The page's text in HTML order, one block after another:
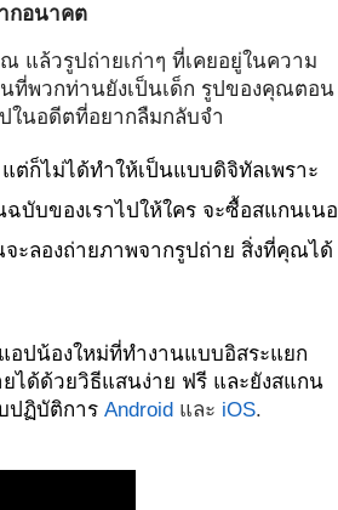
กอนาคต
แล้วรูปถ่ายเก่าๆ ที่เคยอยู่ในความ
พวกท่านยังเป็นเด็ก รูปของคุณตอน
ในอดีตที่อยากลืมกลับจำ
ต่ก็ไม่ได้ทำให้เป็นแบบดิจิทัลเพราะ
ฉบับของเราไปให้ใคร จะซื้อสแกนเนอ
ะลองถ่ายภาพจากรูปถ่าย สิ่งที่คุณได้
แอปน้องใหม่ที่ทำงานแบบอิสระแยก
ได้ด้วยวิธีแสนง่าย ฟรี และยังสแกน
ปฏิบัติการ Android และ iOS.